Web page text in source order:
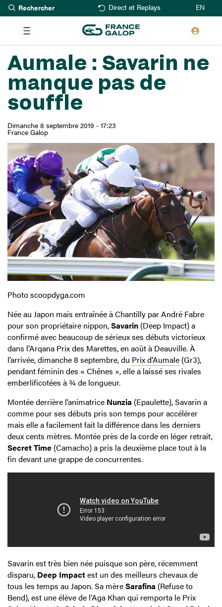
Aller
au
contenu
principal
Rechercher Direct et Replays EN
Aumale : Savarin ne
manque pas de
souffle
Dimanche 8 septembre 2019 - 17:23
France Galop
Photo scoopdyga.com
Née au Japon mais entraînée à Chantilly par André Fabre
pour son propriétaire nippon,Savarin (Deep Impact) a
confirmé avec beaucoup de sérieux ses débuts victorieux
dans l’Arqana Prix des Marettes, en août à Deauville. À
l’arrivée, dimanche 8 septembre, du Prix d’Aumale (Gr3),
pendant féminin des « Chênes », elle a laissé ses rivales
emberlificotées à ¾ de longueur.
Montée derrière l’animatrice Nunzia (Epaulette), Savarin a
comme pour ses débuts pris son temps pour accélérer
mais elle a facilement fait la différence dans les derniers
deux cents mètres. Montée près de la corde en léger retrait,
Secret Time (Camacho) a pris la deuxième place tout à la
fin devant une grappe de concurrentes.
Savarin est très bien née puisque son père, récemment
disparu, Deep Impactest un des meilleurs chevaux de
tous les temps au Japon. Sa mèreSarafina (Refuse to
Bend), est une élève de l’Aga Khan qui remporta le Prix